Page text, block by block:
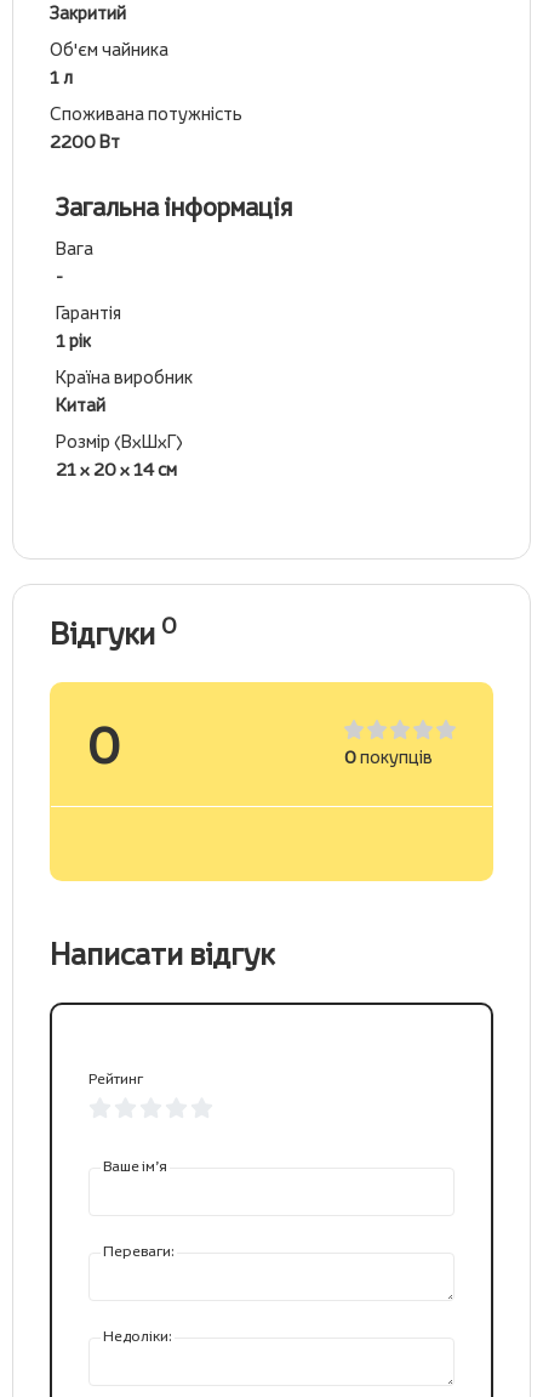
Закритий
Об'єм чайника
1 л
Споживана потужність
2200 Вт
Загальна інформація
Вага
-
Гарантія
1 рік
Країна виробник
Китай
Розмір (ВхШхГ)
21 x 20 x 14 см
Відгуки 0
0 0покупців
Написати відгук
Рейтинг
Ваше ім’я
Переваги:
Недоліки: